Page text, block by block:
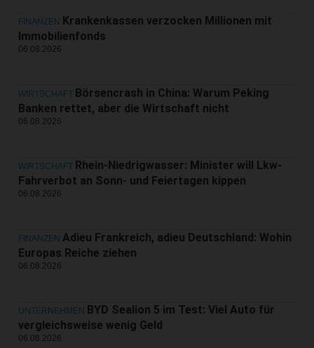
FINANZEN Krankenkassen verzocken Millionen mit
Immobilienfonds
06.08.2026
WIRTSCHAFT Börsencrash in China: Warum Peking
Banken rettet, aber die Wirtschaft nicht
06.08.2026
WIRTSCHAFT Rhein-Niedrigwasser: Minister will Lkw-
Fahrverbot an Sonn- und Feiertagen kippen
06.08.2026
FINANZEN Adieu Frankreich, adieu Deutschland: Wohin
Europas Reiche ziehen
06.08.2026
UNTERNEHMEN BYD Sealion 5 im Test: Viel Auto für
vergleichsweise wenig Geld
06.08.2026